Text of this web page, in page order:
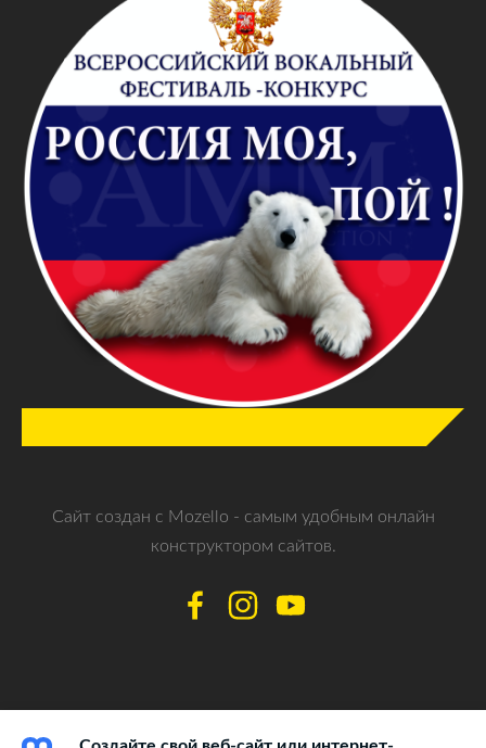
Сайт создан с Mozello - самым удобным онлайн
конструктором сайтов.